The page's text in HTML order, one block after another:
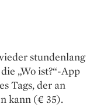
­stundenlang
„Wo ist?“-App
Tags, der an
kann (€ 35).